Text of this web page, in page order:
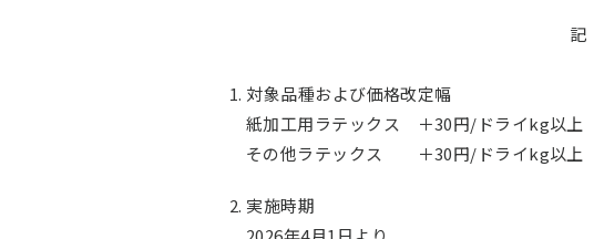
記
1. 対象品種および価格改定幅
紙加工用ラテックス ＋30円/ドライkg以上
その他ラテックス ＋30円/ドライkg以上
2. 実施時期